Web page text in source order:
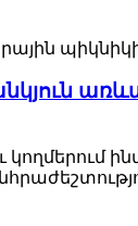
կողմերում